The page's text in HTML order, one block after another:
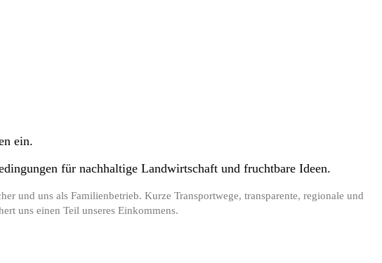
ein.
für nachhaltige Landwirtschaft und fruchtbare Ideen.
und uns als Familienbetrieb. Kurze Transportwege, transparente, regionale und
uns einen Teil unseres Einkommens.